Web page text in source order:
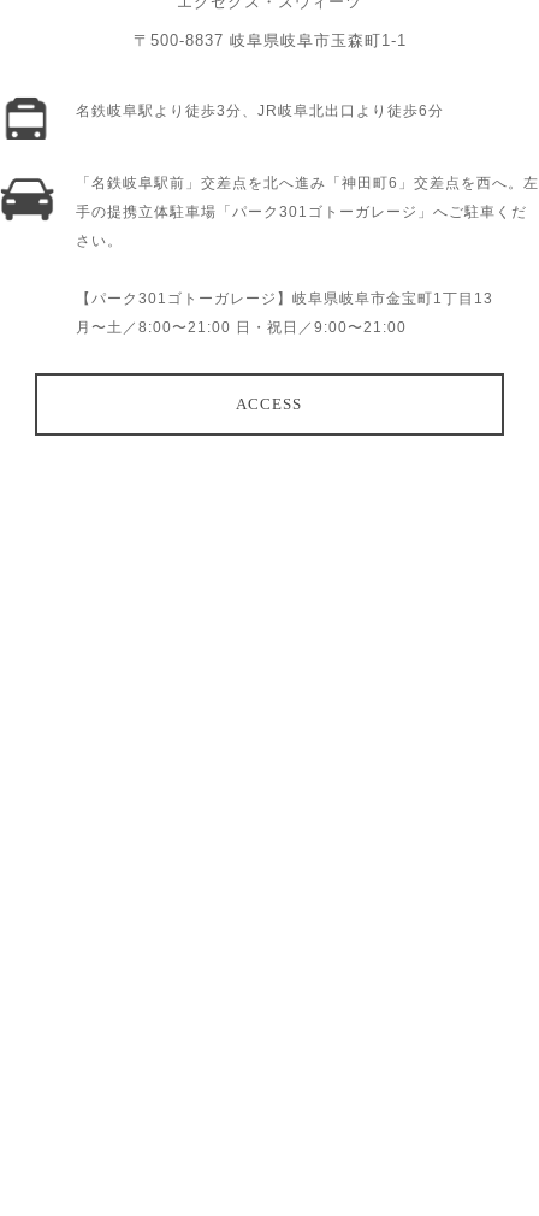
〒500-8837 岐阜県岐阜市玉森町1-1
名鉄岐阜駅より徒歩3分、JR岐阜北出口より徒歩6分
「名鉄岐阜駅前」交差点を北へ進み「神田町6」交差点を西へ。左
手の提携立体駐車場「パーク301ゴトーガレージ」へご駐車くだ
さい。
【パーク301ゴトーガレージ】岐阜県岐阜市金宝町1丁目13
月〜土／8:00〜21:00 日・祝日／9:00〜21:00
ACCESS